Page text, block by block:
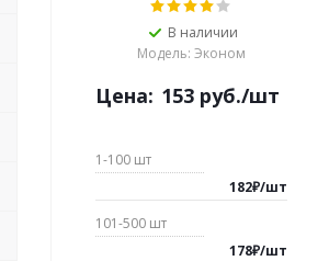
В наличии
Модель: Эконом
Цена: 153 руб./шт
1-100 шт
182₽/шт
101-500 шт
178₽/шт